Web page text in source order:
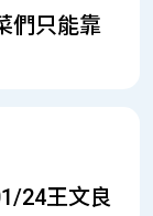
們只能靠
24王文良